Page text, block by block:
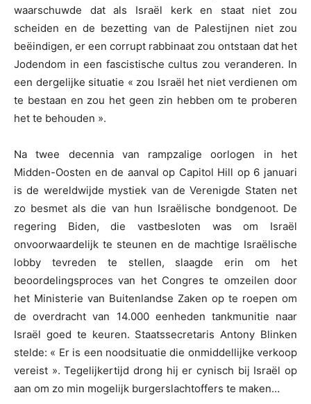
waarschuwde dat als Israël kerk en staat niet zou
scheiden en de bezetting van de Palestijnen niet zou
beëindigen, er een corrupt rabbinaat zou ontstaan dat het
Jodendom in een fascistische cultus zou veranderen. In
een dergelijke situatie « zou Israël het niet verdienen om
te bestaan en zou het geen zin hebben om te proberen
het te behouden ».
Na twee decennia van rampzalige oorlogen in het
Midden-Oosten en de aanval op Capitol Hill op 6 januari
is de wereldwijde mystiek van de Verenigde Staten net
zo besmet als die van hun Israëlische bondgenoot. De
regering Biden, die vastbesloten was om Israël
onvoorwaardelijk te steunen en de machtige Israëlische
lobby tevreden te stellen, slaagde erin om het
beoordelingsproces van het Congres te omzeilen door
het Ministerie van Buitenlandse Zaken op te roepen om
de overdracht van 14.000 eenheden tankmunitie naar
Israël goed te keuren. Staatssecretaris Antony Blinken
stelde: « Er is een noodsituatie die onmiddellijke verkoop
vereist ». Tegelijkertijd drong hij er cynisch bij Israël op
aan om zo min mogelijk burgerslachtoffers te maken…